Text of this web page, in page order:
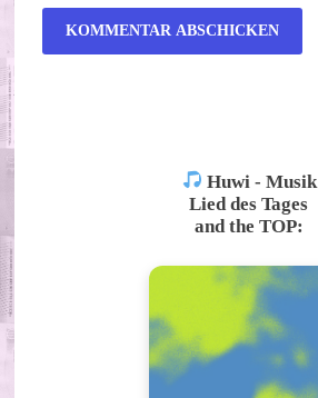
Huwi - Musik
Lied des Tages
and the TOP: